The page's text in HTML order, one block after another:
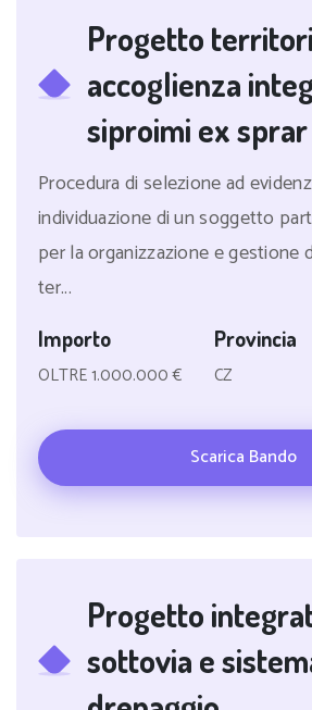
Progetto
accoglienza
siproimi ex sprar
Procedura di selezione ad
individuazione di un soggetto
per la organizzazione e gestione
ter...
Importo
OLTRE 1.000.000 €
Provincia
CZ
Scarica Bando
Progetto
sottovia e